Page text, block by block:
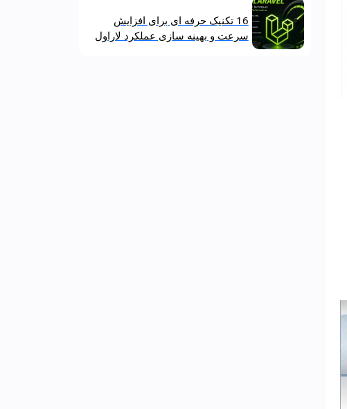
16 تکنیک حرفه‌ ای برای افزایش
سرعت و بهینه‌ سازی عملکرد لاراول